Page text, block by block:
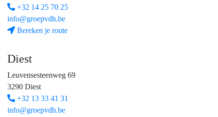
+32 14 25 70 25
info@groepvdh.be
Bereken je route
Diest
Leuvensesteenweg 69
3290 Diest
+32 13 33 41 31
info@groepvdh.be